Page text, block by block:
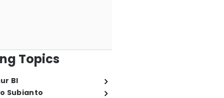
Topics
BI
Subianto